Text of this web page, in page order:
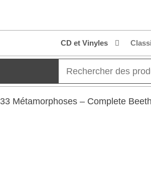
CD et Vinyles
33 Métamorphoses – Complete